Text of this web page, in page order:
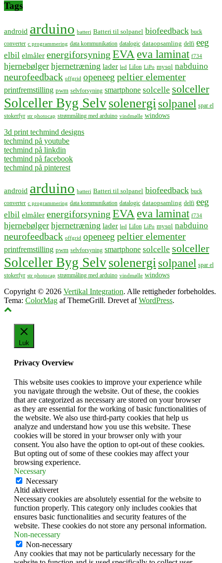
Tags
android arduino batteri Batteri til solpanel biofeedback buck
converter c programmering data kommunikation datalogic dataopsamling delfi eeg
elbil elmåler energiforsyning EVA eva laminat f734
hjernebølger hjernetræning lader led LiIon LiPo mysql nabduino
neurofeedback offgrid openeeg peltier elementer
printfremstilling pwm selvforsyning smartphone solcelle solceller
Solceller Byg Selvsolenergisolpanel spar el
stokerfyr str photocap strømmåling med arduino vindmølle windows
3d print techmind designs
techmind på youtube
techmind på linkdin
techmind på facebook
techmind på pinterest
android arduino batteri Batteri til solpanel biofeedback buck
converter c programmering data kommunikation datalogic dataopsamling delfi eeg
elbil elmåler energiforsyning EVA eva laminat f734
hjernebølger hjernetræning lader led LiIon LiPo mysql nabduino
neurofeedback offgrid openeeg peltier elementer
printfremstilling pwm selvforsyning smartphone solcelle solceller
Solceller Byg Selvsolenergisolpanel spar el
stokerfyr str photocap strømmåling med arduino vindmølle windows
Copyright © 2026 Vertikal Integration. Alle rettigheder forbeholdes.
Tema: ColorMag af ThemeGrill. Drevet afWordPress.
Luk
Privacy Overview
This website uses cookies to improve your experience while
you navigate through the website. Out of these, the cookies
that are categorized as necessary are stored on your browser
as they are essential for the working of basic functionalities of
the website. We also use third-party cookies that help us
analyze and understand how you use this website. These
cookies will be stored in your browser only with your
consent. You also have the option to opt-out of these cookies.
But opting out of some of these cookies may affect your
browsing experience.
Necessary
Necessary
Altid aktiveret
Necessary cookies are absolutely essential for the website to
function properly. This category only includes cookies that
ensures basic functionalities and security features of the
website. These cookies do not store any personal information.
Non-necessary
Non-necessary
Any cookies that may not be particularly necessary for the